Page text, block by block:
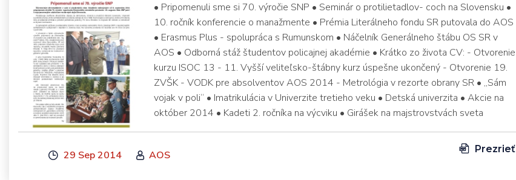
• Pripomenuli sme si 70. výročie SNP • Seminár o protilietadlov- coch na Slovensku •
10. ročník konferencie o manažmente • Prémia Literálneho fondu SR putovala do AOS
• Erasmus Plus - spolupráca s Rumunskom • Náčelník Generálneho štábu OS SR v
AOS • Odborná stáž študentov policajnej akadémie • Krátko zo života CV: - Otvorenie
kurzu ISOC 13 - 11. Vyšší veliteľsko-štábny kurz úspešne ukončený - Otvorenie 19.
ZVŠK - VODK pre absolventov AOS 2014 - Metrológia v rezorte obrany SR • „Sám
vojak v poli“ • Imatrikulácia v Univerzite tretieho veku • Detská univerzita • Akcie na
október 2014 • Kadeti 2. ročníka na výcviku • Girášek na majstrovstvách sveta
29 Sep 2014 AOS Prezrieť